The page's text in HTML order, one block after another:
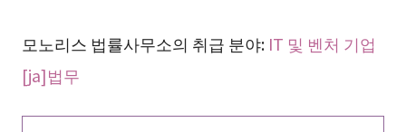
모노리스 법률사무소의 취급 분야: IT 및 벤처 기업
[ja]법무